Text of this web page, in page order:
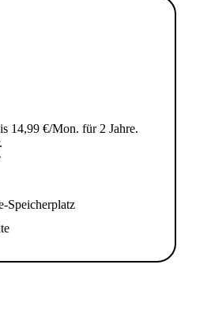
14,99 €/Mon. für 2 Jahre.
Speicherplatz